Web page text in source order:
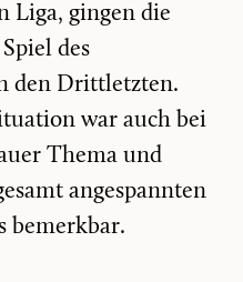
Liga, gingen die
des
den Drittletzten.
war auch bei
Thema und
angespannten
bemerkbar.